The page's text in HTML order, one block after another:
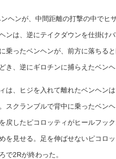
ヘンが、中間距離の打撃の中でヒ
ンは、逆にテイクダウンを仕掛け
乗ったベンヘンが、前方に落ちる
き、逆にギロチンに捕らえたベン
は、ヒジを入れて離れたベンヘン
スクランブルで背中に乗ったベン
戻したピコロッティがヒールフッ
を見せる。足を伸ばせないピコロ
で2Rが終わった。